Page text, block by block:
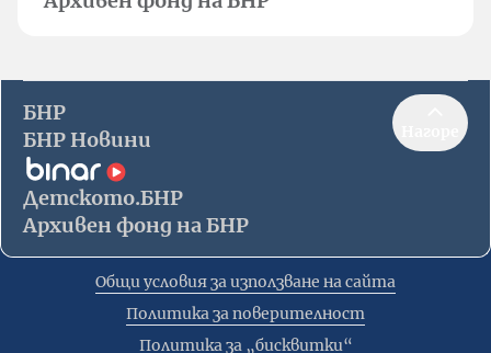
БНР
БНР Новини
Детското.БНР
Архивен фонд на БНР
Общи условия за използване на сайта
Политика за поверителност
Политика за „бисквитки“